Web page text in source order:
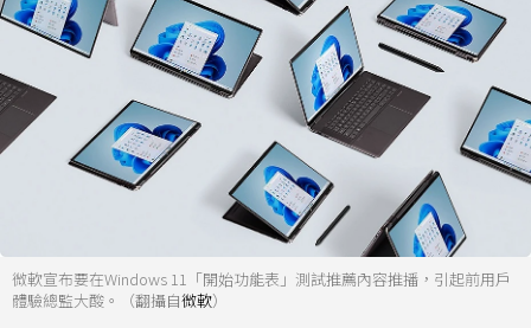
微軟宣布要在Windows 11「開始功能表」測試推薦內容推播，引起前用戶
體驗總監大酸。（翻攝自微軟）